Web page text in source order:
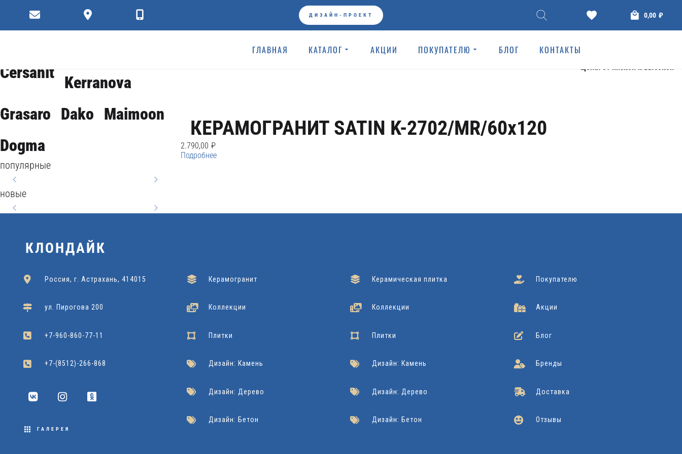
ДИЗАЙН-ПРОЕКТ ₽
0,00
ГЛАВНАЯ КАТАЛОГ АКЦИИ ПОКУПАТЕЛЮ БЛОГ КОНТАКТЫ
Satin
Плитки ГЛАВНАЯ KERRANOVA КЕРАМОГРАНИТ КЕРАМОГРАНИТ
Cersanit
Kerranova
Grasaro Dako Maimoon
Dogma
популярные
₽
2.039,00
новые
КЕРАМОГРАНИТ
CITY STYLE G-
110/60x120
2.090,00
КЕРАМОГРАНИТ SATIN K-2702/MR/60x120
₽
2.790,00
Подробнее
КЛОНДАЙК
Россия, г. Астрахань, 414015
ул. Пирогова 200
+7-960-860-77-11
+7-(8512)-266-868
ГАЛЕРЕЯ
Керамогранит
Коллекции
Плитки
Дизайн: Камень
Дизайн: Дерево
Дизайн: Бетон
Керамическая плитка
Коллекции
Плитки
Дизайн: Камень
Дизайн: Дерево
Дизайн: Бетон
Покупателю
Акции
Блог
Бренды
Доставка
Отзывы